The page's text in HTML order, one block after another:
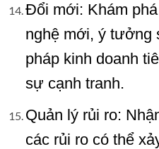
Đổi mới: Khám
nghệ mới, ý tưởng
pháp kinh doanh
sự cạnh tranh.
Quản lý rủi ro:
các rủi ro có thể